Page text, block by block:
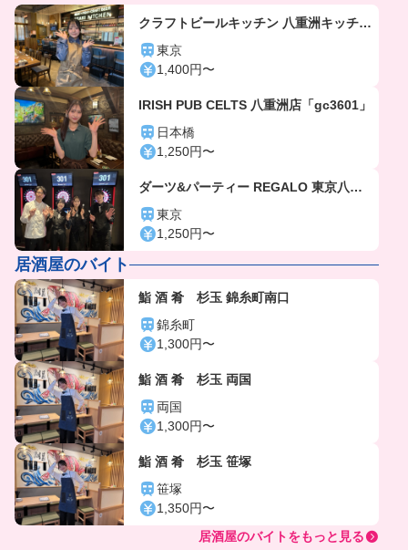
クラフトビールキッチン 八重洲キッチン
「gc5810」
東京
1,400円〜
IRISH PUB CELTS 八重洲店「gc3601」
日本橋
1,250円〜
ダーツ&パーティー REGALO 東京八重
洲店「gc6107」
東京
1,250円〜
居酒屋のバイト
鮨 酒 肴 杉玉 錦糸町南口
錦糸町
1,300円〜
鮨 酒 肴 杉玉 両国
両国
1,300円〜
鮨 酒 肴 杉玉 笹塚
笹塚
1,350円〜
居酒屋のバイトをもっと見る